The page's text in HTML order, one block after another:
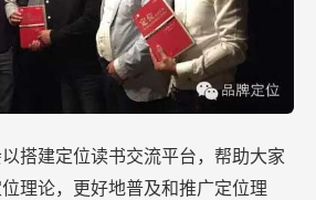
搭建定位读书交流平台，帮助大家
理论，更好地普及和推广定位理